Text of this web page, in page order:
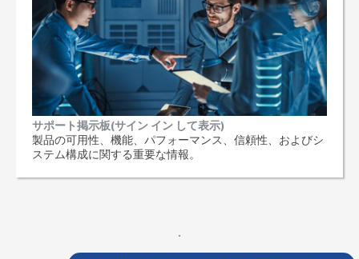
サポート掲示板(サイン イン して表示)
製品の可用性、機能、パフォーマンス、信頼性、およびシ
ステム構成に関する重要な情報。